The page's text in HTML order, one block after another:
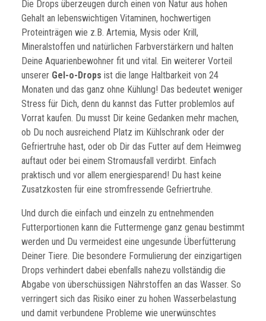
Die Drops überzeugen durch einen von Natur aus hohen
Gehalt an lebenswichtigen Vitaminen, hochwertigen
Proteinträgen wie z.B. Artemia, Mysis oder Krill,
Mineralstoffen und natürlichen Farbverstärkern und halten
Deine Aquarienbewohner fit und vital. Ein weiterer Vorteil
unserer Gel-o-Drops ist die lange Haltbarkeit von 24
Monaten und das ganz ohne Kühlung! Das bedeutet weniger
Stress für Dich, denn du kannst das Futter problemlos auf
Vorrat kaufen. Du musst Dir keine Gedanken mehr machen,
ob Du noch ausreichend Platz im Kühlschrank oder der
Gefriertruhe hast, oder ob Dir das Futter auf dem Heimweg
auftaut oder bei einem Stromausfall verdirbt. Einfach
praktisch und vor allem energiesparend! Du hast keine
Zusatzkosten für eine stromfressende Gefriertruhe.
Und durch die einfach und einzeln zu entnehmenden
Futterportionen kann die Futtermenge ganz genau bestimmt
werden und Du vermeidest eine ungesunde Überfütterung
Deiner Tiere. Die besondere Formulierung der einzigartigen
Drops verhindert dabei ebenfalls nahezu vollständig die
Abgabe von überschüssigen Nährstoffen an das Wasser. So
verringert sich das Risiko einer zu hohen Wasserbelastung
und damit verbundene Probleme wie unerwünschtes